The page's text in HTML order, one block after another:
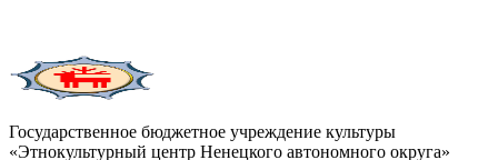
Государственное бюджетное учреждение культуры
«Этнокультурный центр Ненецкого автономного округа»